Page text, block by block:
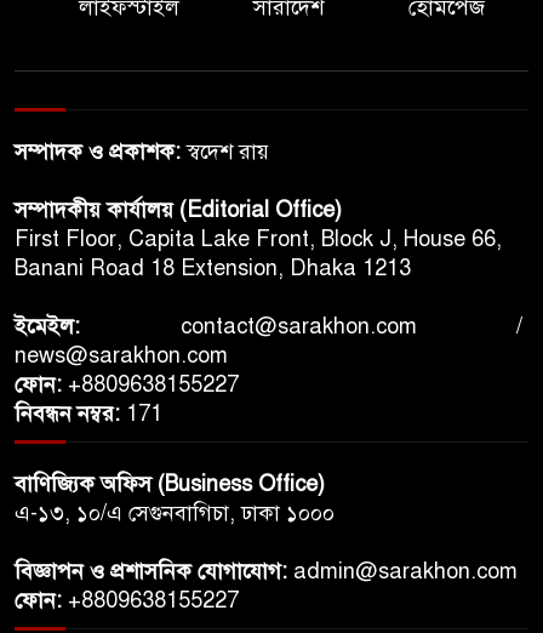
লাইফস্টাইল
সারাদেশ হোমপেজ
সম্পাদক ও প্রকাশক:স্বদেশ রায়
সম্পাদকীয় কার্যালয় (Editorial Office)
First Floor, Capita Lake Front, Block J, House 66,
Banani Road 18 Extension, Dhaka 1213
ইমেইল: contact@sarakhon.com /
news@sarakhon.com
ফোন: +8809638155227
নিবন্ধন নম্বর: 171
বাণিজ্যিক অফিস (Business Office)
এ-১৩, ১০/এ সেগুনবাগিচা, ঢাকা ১০০০
বিজ্ঞাপন ও প্রশাসনিক যোগাযোগ: admin@sarakhon.com
ফোন: +8809638155227